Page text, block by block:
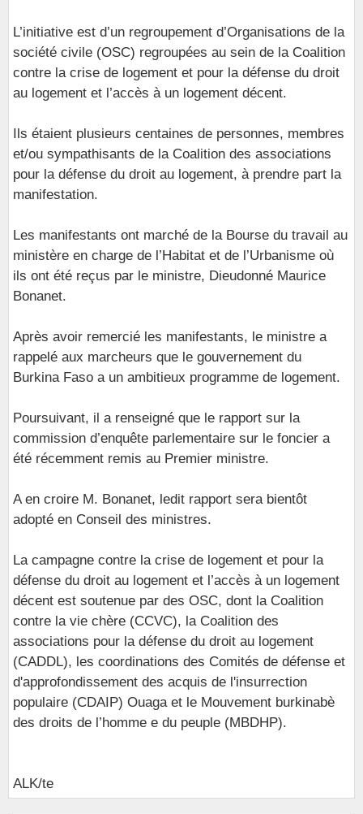
L’initiative est d’un regroupement d’Organisations de la
société civile (OSC) regroupées au sein de la Coalition
contre la crise de logement et pour la défense du droit
au logement et l’accès à un logement décent.
Ils étaient plusieurs centaines de personnes, membres
et/ou sympathisants de la Coalition des associations
pour la défense du droit au logement, à prendre part la
manifestation.
Les manifestants ont marché de la Bourse du travail au
ministère en charge de l’Habitat et de l’Urbanisme où
ils ont été reçus par le ministre, Dieudonné Maurice
Bonanet.
Après avoir remercié les manifestants, le ministre a
rappelé aux marcheurs que le gouvernement du
Burkina Faso a un ambitieux programme de logement.
Poursuivant, il a renseigné que le rapport sur la
commission d’enquête parlementaire sur le foncier a
été récemment remis au Premier ministre.
A en croire M. Bonanet, ledit rapport sera bientôt
adopté en Conseil des ministres.
La campagne contre la crise de logement et pour la
défense du droit au logement et l’accès à un logement
décent est soutenue par des OSC, dont la Coalition
contre la vie chère (CCVC), la Coalition des
associations pour la défense du droit au logement
(CADDL), les coordinations des Comités de défense et
d'approfondissement des acquis de l'insurrection
populaire (CDAIP) Ouaga et le Mouvement burkinabè
des droits de l’homme e du peuple (MBDHP).
ALK/te